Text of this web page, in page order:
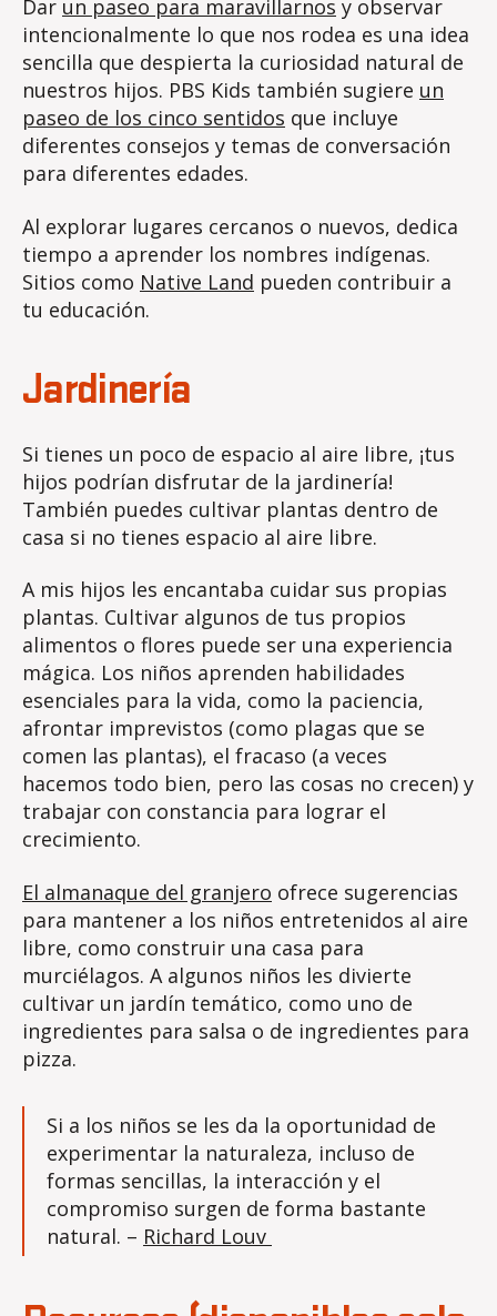
Dar un paseo para maravillarnos y observar
intencionalmente lo que nos rodea es una idea
sencilla que despierta la curiosidad natural de
nuestros hijos. PBS Kids también sugiere un
paseo de los cinco sentidos que incluye
diferentes consejos y temas de conversación
para diferentes edades.
Al explorar lugares cercanos o nuevos, dedica
tiempo a aprender los nombres indígenas.
Sitios como Native Land pueden contribuir a
tu educación.
Jardinería
Si tienes un poco de espacio al aire libre, ¡tus
hijos podrían disfrutar de la jardinería!
También puedes cultivar plantas dentro de
casa si no tienes espacio al aire libre.
A mis hijos les encantaba cuidar sus propias
plantas. Cultivar algunos de tus propios
alimentos o flores puede ser una experiencia
mágica. Los niños aprenden habilidades
esenciales para la vida, como la paciencia,
afrontar imprevistos (como plagas que se
comen las plantas), el fracaso (a veces
hacemos todo bien, pero las cosas no crecen) y
trabajar con constancia para lograr el
crecimiento.
El almanaque del granjero ofrece sugerencias
para mantener a los niños entretenidos al aire
libre, como construir una casa para
murciélagos. A algunos niños les divierte
cultivar un jardín temático, como uno de
ingredientes para salsa o de ingredientes para
pizza.
Si a los niños se les da la oportunidad de
experimentar la naturaleza, incluso de
formas sencillas, la interacción y el
compromiso surgen de forma bastante
natural. – Richard Louv